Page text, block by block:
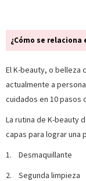
¿Cómo se relaciona
El K-beauty, o belleza
actualmente a
cuidados en 10 pasos
La rutina de K-beauty
capas para lograr una
1. Desmaquillante
2. Segunda limpieza